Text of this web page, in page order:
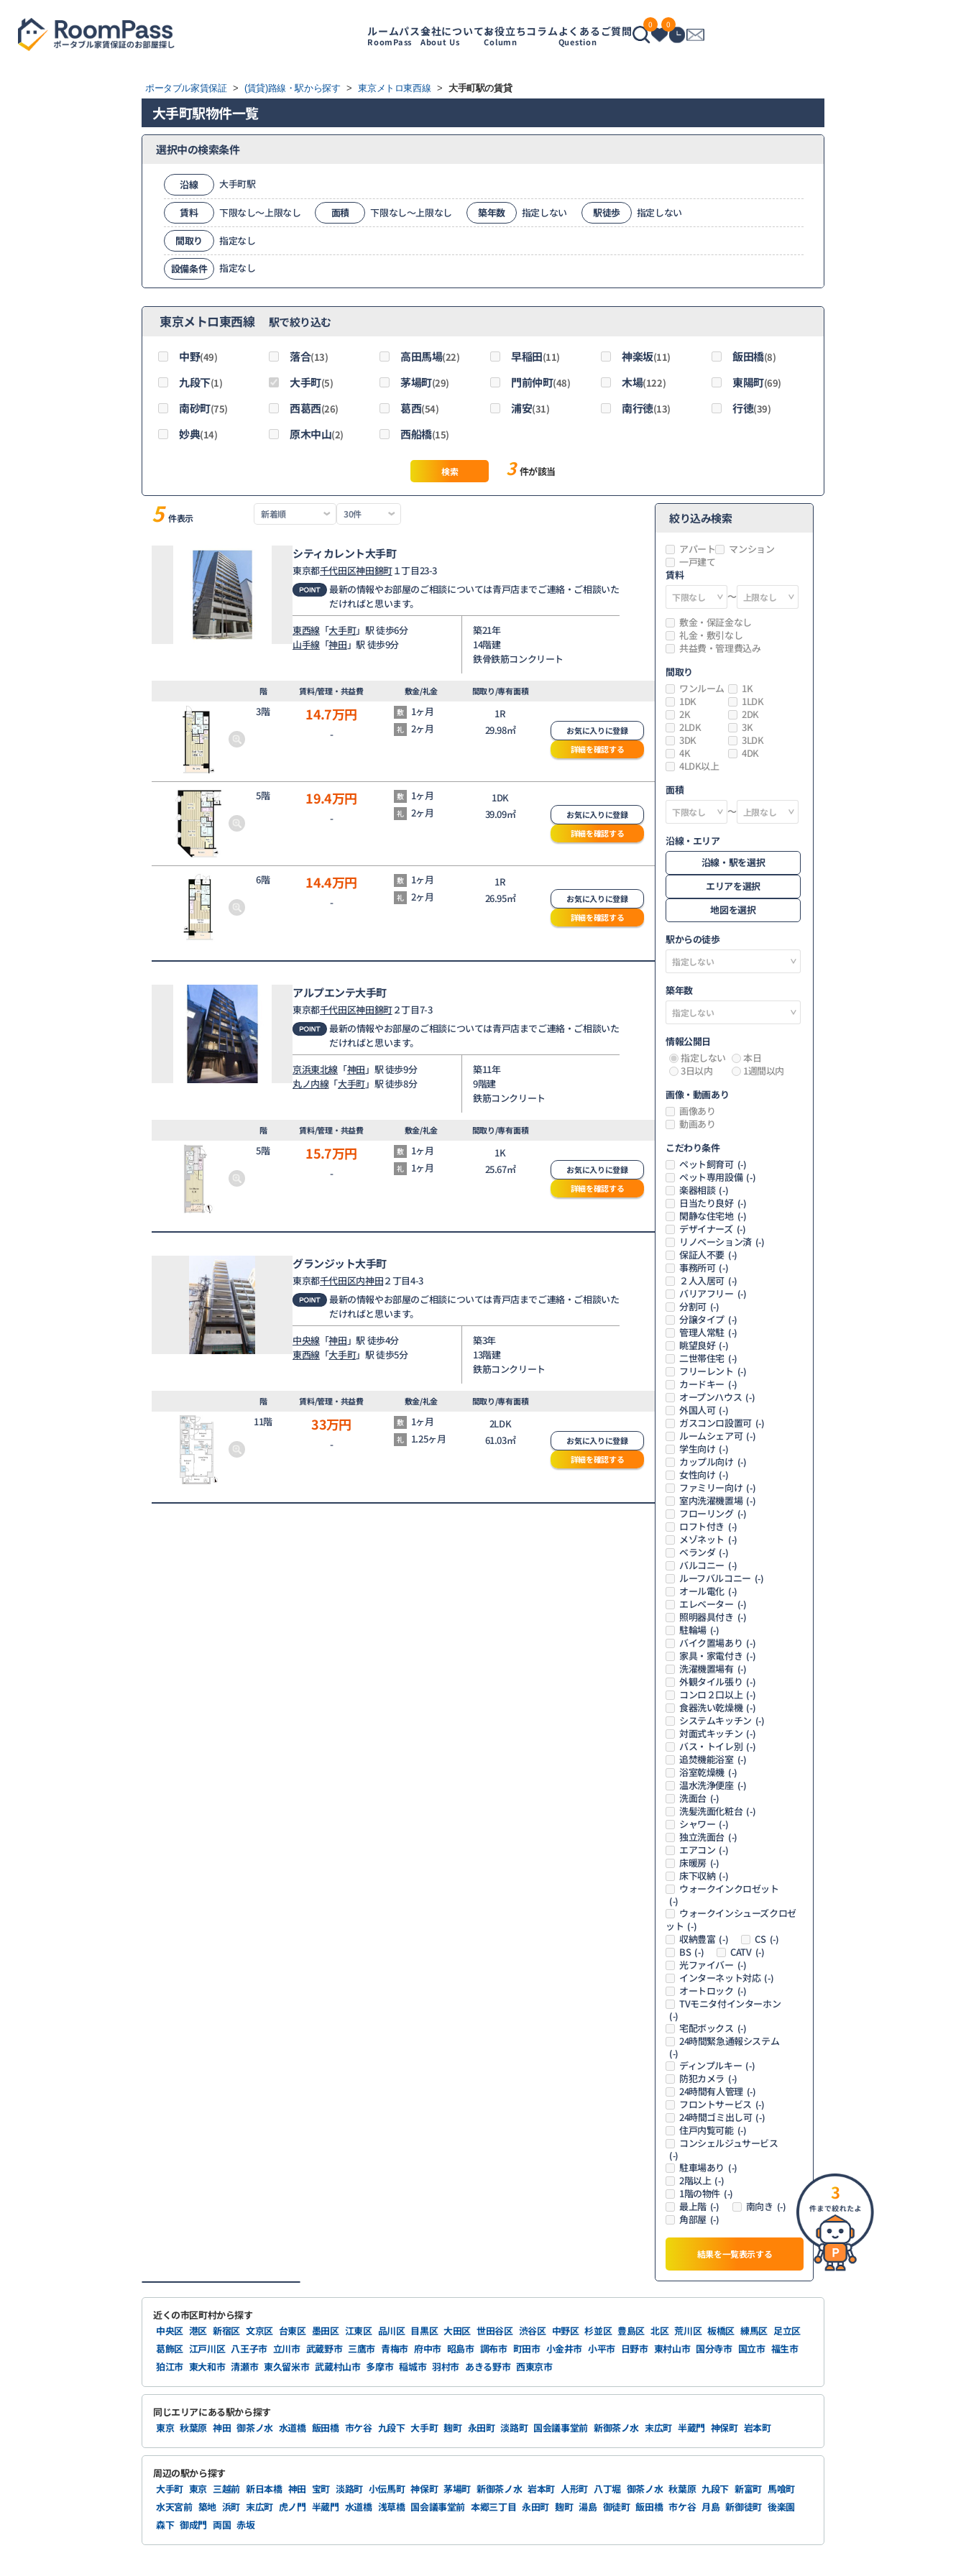
ルームパス
RoomPass
会社について
About Us
お役立ちコラム
Column
よくあるご質問
Question
0 0
ポータブル家賃保証 > (賃貸)路線・駅から探す > 東京メトロ東西線 > 大手町駅の賃貸
大手町駅物件一覧
選択中の検索条件
沿線 大手町駅
賃料 下限なし～上限なし 面積 下限なし～上限なし 築年数 指定しない 駅徒歩 指定しない
間取り 指定なし
設備条件 指定なし
東京メトロ東西線 駅で絞り込む
中野(49) 落合(13) 高田馬場(22) 早稲田(11) 神楽坂(11) 飯田橋(8)
九段下(1) 大手町(5) 茅場町(29) 門前仲町(48) 木場(122) 東陽町(69)
南砂町(75) 西葛西(26) 葛西(54) 浦安(31) 南行徳(13) 行徳(39)
妙典(14) 原木中山(2) 西船橋(15)
検索 3 件が該当
5 件表示
シティカレント大手町
東京都千代田区神田錦町１丁目23-3
最新の情報やお部屋のご相談については青戸店までご連絡・ご相談いた
だければと思います。
東西線「大手町」駅 徒歩6分
山手線「神田 」駅 徒歩9分
築21年
14階建
鉄骨鉄筋コンクリート
階 賃料/管理・共益費 敷金/礼金 間取り/専有面積
3階 14.7万円
-
敷 1ヶ月
礼 2ヶ月
1R
29.98㎡
お気に入りに登録
詳細を確認する
5階 19.4万円
-
敷 1ヶ月
礼 2ヶ月
1DK
39.09㎡
お気に入りに登録
詳細を確認する
6階 14.4万円
-
敷 1ヶ月
礼 2ヶ月
1R
26.95㎡
お気に入りに登録
詳細を確認する
アルプエンテ大手町
東京都千代田区神田錦町２丁目7-3
最新の情報やお部屋のご相談については青戸店までご連絡・ご相談いた
だければと思います。
京浜東北線 「神田 」駅 徒歩9分
丸ノ内線「大手町」駅 徒歩8分
築11年
9階建
鉄筋コンクリート
階 賃料/管理・共益費 敷金/礼金 間取り/専有面積
5階 15.7万円
-
敷 1ヶ月
礼 1ヶ月
1K
25.67㎡
お気に入りに登録
詳細を確認する
グランジット大手町
東京都千代田区内神田２丁目4-3
最新の情報やお部屋のご相談については青戸店までご連絡・ご相談いた
だければと思います。
中央線「神田 」駅 徒歩4分
東西線「大手町」駅 徒歩5分
築3年
13階建
鉄筋コンクリート
階 賃料/管理・共益費 敷金/礼金 間取り/専有面積
11階 33万円
-
敷 1ヶ月
礼 1.25ヶ月
2LDK
61.03㎡
お気に入りに登録
詳細を確認する
絞り込み検索
アパート
マンション
一戸建て
賃料
～
敷金・保証金なし
礼金・敷引なし
共益費・管理費込み
間取り
ワンルーム
1K
1DK
1LDK
2K
2DK
2LDK
3K
3DK
3LDK
4K
4DK
4LDK以上
面積
～
沿線・エリア
沿線・駅を選択
エリアを選択
地図を選択
駅からの徒歩
築年数
情報公開日
指定しない
本日
3日以内
1週間以内
画像・動画あり
画像あり
動画あり
こだわり条件
ペット飼育可 (-)
ペット専用設備 (-)
楽器相談 (-)
日当たり良好 (-)
閑静な住宅地 (-)
デザイナーズ (-)
リノベーション済 (-)
保証人不要 (-)
事務所可 (-)
２人入居可 (-)
バリアフリー (-)
分割可 (-)
分譲タイプ (-)
管理人常駐 (-)
眺望良好 (-)
二世帯住宅 (-)
フリーレント (-)
カードキー (-)
オープンハウス (-)
外国人可 (-)
ガスコンロ設置可 (-)
ルームシェア可 (-)
学生向け (-)
カップル向け (-)
女性向け (-)
ファミリー向け (-)
室内洗濯機置場 (-)
フローリング (-)
ロフト付き (-)
メゾネット (-)
ベランダ (-)
バルコニー (-)
ルーフバルコニー (-)
オール電化 (-)
エレベーター (-)
照明器具付き (-)
駐輪場 (-)
バイク置場あり (-)
家具・家電付き (-)
洗濯機置場有 (-)
外観タイル張り (-)
コンロ２口以上 (-)
食器洗い乾燥機 (-)
システムキッチン (-)
対面式キッチン (-)
バス・トイレ別 (-)
追焚機能浴室 (-)
浴室乾燥機 (-)
温水洗浄便座 (-)
洗面台 (-)
洗髪洗面化粧台 (-)
シャワー (-)
独立洗面台 (-)
エアコン (-)
床暖房 (-)
床下収納 (-)
ウォークインクロゼット
(-)
ウォークインシューズクロゼ
ット (-)
収納豊富 (-) CS (-)
BS (-) CATV (-)
光ファイバー (-)
インターネット対応 (-)
オートロック (-)
TVモニタ付インターホン
(-)
宅配ボックス (-)
24時間緊急通報システム
(-)
ディンプルキー (-)
防犯カメラ (-)
24時間有人管理 (-)
フロントサービス (-)
24時間ゴミ出し可 (-)
住戸内覧可能 (-)
コンシェルジュサービス
(-)
駐車場あり (-)
2階以上 (-)
1階の物件 (-)
最上階 (-) 南向き (-)
角部屋 (-)
結果を一覧表示する
3
近くの市区町村から探す
中央区 港区 新宿区 文京区 台東区 墨田区 江東区 品川区 目黒区 大田区 世田谷区 渋谷区 中野区 杉並区 豊島区 北区 荒川区 板橋区 練馬区 足立区
葛飾区 江戸川区 八王子市 立川市 武蔵野市 三鷹市 青梅市 府中市 昭島市 調布市 町田市 小金井市 小平市 日野市 東村山市 国分寺市 国立市 福生市
狛江市 東大和市 清瀬市 東久留米市 武蔵村山市 多摩市 稲城市 羽村市 あきる野市 西東京市
同じエリアにある駅から探す
東京 秋葉原 神田 御茶ノ水 水道橋 飯田橋 市ケ谷 九段下 大手町 麹町 永田町 淡路町 国会議事堂前 新御茶ノ水 末広町 半蔵門 神保町 岩本町
周辺の駅から探す
大手町 東京 三越前 新日本橋 神田 宝町 淡路町 小伝馬町 神保町 茅場町 新御茶ノ水 岩本町 人形町 八丁堀 御茶ノ水 秋葉原 九段下 新富町 馬喰町
水天宮前 築地 浜町 末広町 虎ノ門 半蔵門 水道橋 浅草橋 国会議事堂前 本郷三丁目 永田町 麹町 湯島 御徒町 飯田橋 市ケ谷 月島 新御徒町 後楽園
森下 御成門 両国 赤坂